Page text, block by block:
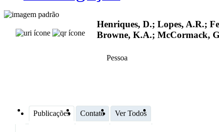
Henriques, D.; Lopes, A.R.;
Browne, K.A.; McCormack,
Pessoa
Publicações Contato Ver Todos